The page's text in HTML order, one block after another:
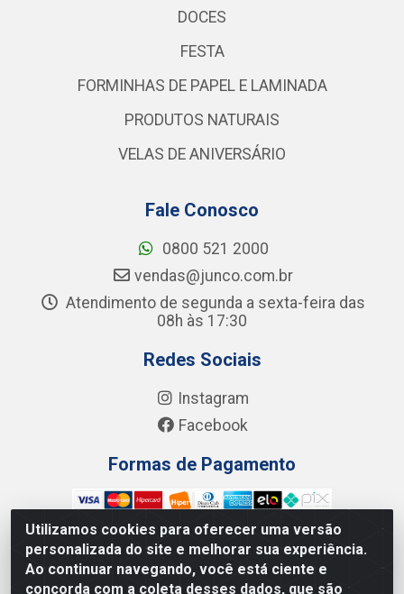
Utilizamos cookies para oferecer uma versão
personalizada do site e melhorar sua experiência.
Ao continuar navegando, você está ciente e
concorda com a coleta desses dados, que são
DOCES
FESTA
FORMINHAS DE PAPEL E LAMINADA
PRODUTOS NATURAIS
VELAS DE ANIVERSÁRIO
Fale Conosco
0800 521 2000
vendas@junco.com.br
Atendimento de segunda a sexta-feira das
08h às 17:30
Redes Sociais
Instagram
Facebook
Formas de Pagamento
Junco Industria e Comercio Ltda - R. Lineu Anterino
Mariano, 505 - Distrito Industrial, Uberlândia - MG CEP